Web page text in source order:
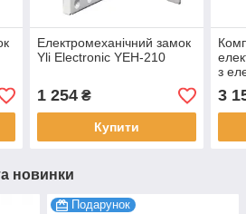
Електромеханічний замок
Yli Electronic YEH-210
1 254₴
Купити
з
3
новинки
Подарунок